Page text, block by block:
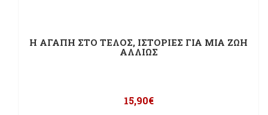
Η ΑΓΑΠΗ ΣΤΟ ΤΕΛΟΣ, ΙΣΤΟΡΙΕΣ ΓΙΑ ΜΙΑ ΖΩΗ
ΑΛΛΙΩΣ
15,90€